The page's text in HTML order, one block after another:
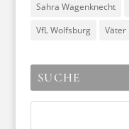
Sahra Wagenknecht
VfL Wolfsburg
Väter
SUCHE